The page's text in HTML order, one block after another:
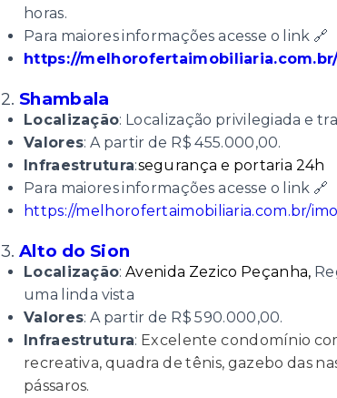
horas.
Para maiores informações acesse o link 🔗
https://
2. Shambala
Localização: Localização privilegiada e
Valores: A partir de R$ 455.000,00.
Infraestrutura:segurança e portaria 24h
Para maiores informações acesse o link 🔗
https://melhorofertaimobiliaria.com.br/
3.Alto do Sion
Localização:Avenida Zezico Peçanha,
uma linda vista
Valores: A partir de R$ 590.000,00.
Infraestrutura: Excelente condomínio
recreativa, quadra de tênis, gazebo das
pássaros.